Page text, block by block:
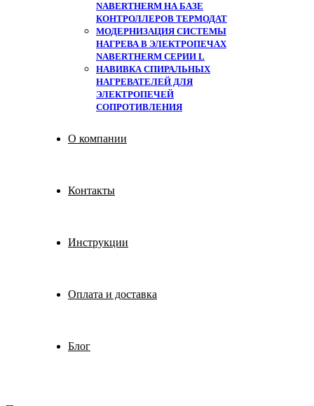
NABERTHERM НА БАЗЕ
КОНТРОЛЛЕРОВ ТЕРМОДАТ
МОДЕРНИЗАЦИЯ СИСТЕМЫ
НАГРЕВА В ЭЛЕКТРОПЕЧАХ
NABERTHERM СЕРИИ L
НАВИВКА СПИРАЛЬНЫХ
НАГРЕВАТЕЛЕЙ ДЛЯ
ЭЛЕКТРОПЕЧЕЙ
СОПРОТИВЛЕНИЯ
О компании
Контакты
Инструкции
Оплата и доставка
Блог